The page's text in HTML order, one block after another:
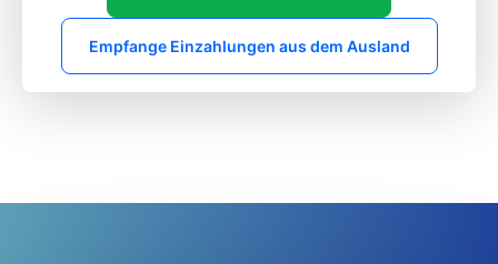
Empfange Einzahlungen aus dem Ausland